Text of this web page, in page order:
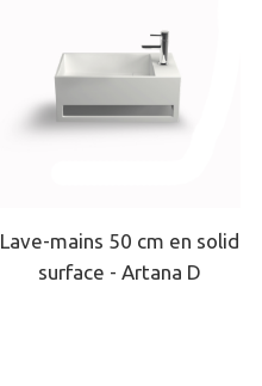
Lave-mains 50 cm en solid
surface - Artana D